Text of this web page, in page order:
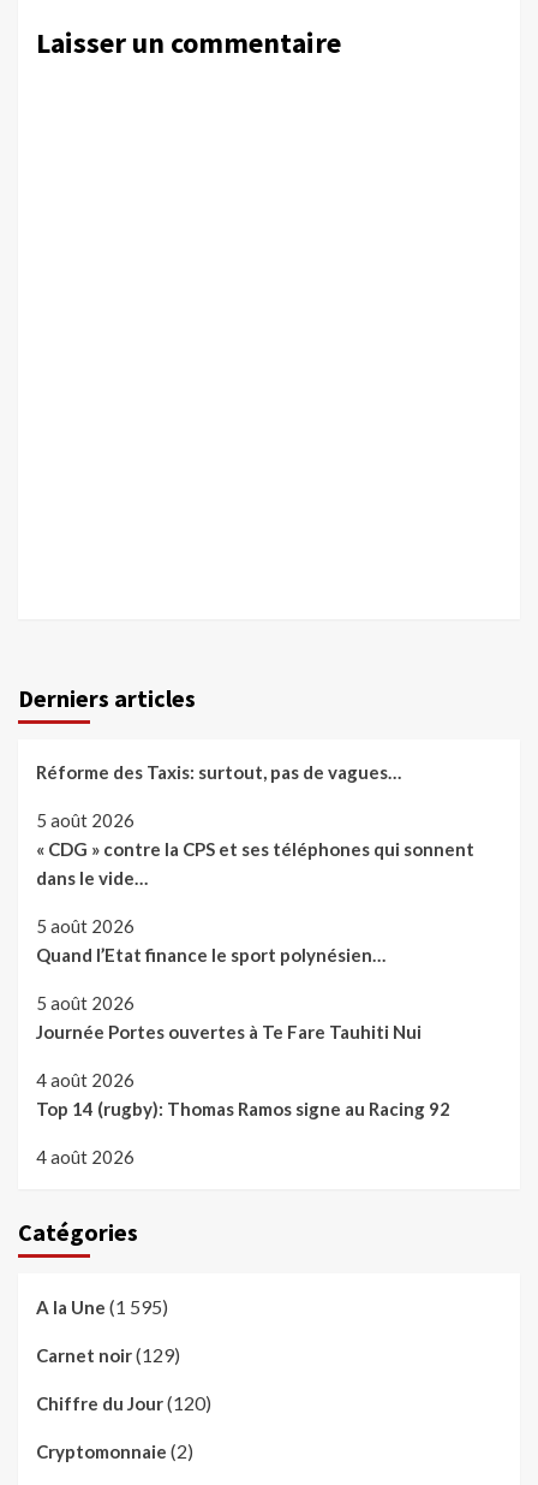
Laisser un commentaire
Derniers articles
Réforme des Taxis: surtout, pas de vagues…
5 août 2026
« CDG » contre la CPS et ses téléphones qui sonnent
dans le vide…
5 août 2026
Quand l’Etat finance le sport polynésien…
5 août 2026
Journée Portes ouvertes à Te Fare Tauhiti Nui
4 août 2026
Top 14 (rugby): Thomas Ramos signe au Racing 92
4 août 2026
Catégories
A la Une (1 595)
Carnet noir(129)
Chiffre du Jour(120)
Cryptomonnaie (2)